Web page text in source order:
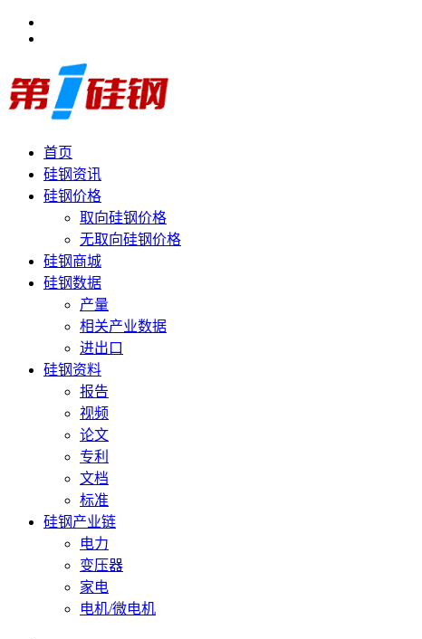
首页
硅钢资讯
硅钢价格
取向硅钢价格
无取向硅钢价格
硅钢商城
硅钢数据
产量
相关产业数据
进出口
硅钢资料
报告
视频
论文
专利
文档
标准
硅钢产业链
电力
变压器
家电
电机/微电机